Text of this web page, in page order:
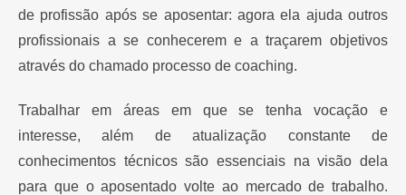
de profissão após se aposentar: agora ela ajuda outros
profissionais a se conhecerem e a traçarem objetivos
através do chamado processo de coaching.
Trabalhar em áreas em que se tenha vocação e
interesse, além de atualização constante de
conhecimentos técnicos são essenciais na visão dela
para que o aposentado volte ao mercado de trabalho.